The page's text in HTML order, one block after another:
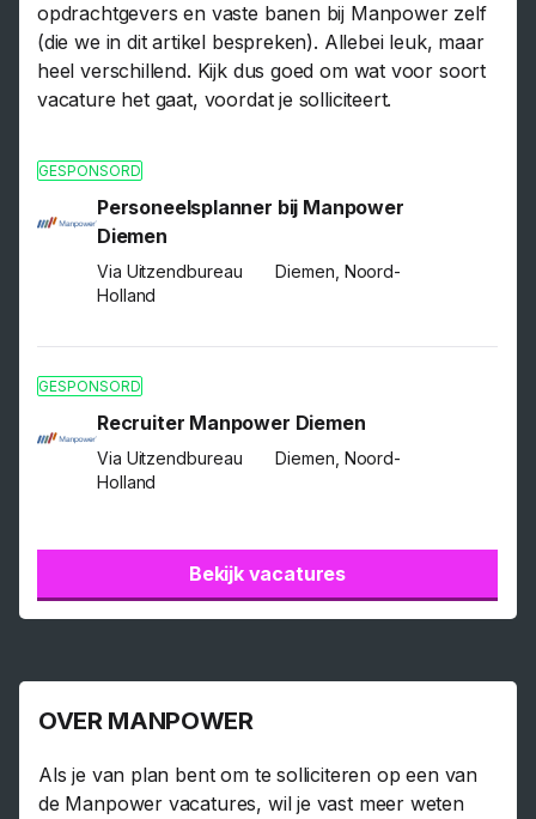
opdrachtgevers en vaste banen bij Manpower zelf
(die we in dit artikel bespreken). Allebei leuk, maar
heel verschillend. Kijk dus goed om wat voor soort
vacature het gaat, voordat je solliciteert.
GESPONSORD
Personeelsplanner bij Manpower
Diemen
Via Uitzendbureau
Diemen, Noord-
Holland
GESPONSORD
Recruiter Manpower Diemen
Via Uitzendbureau
Diemen, Noord-
Holland
Bekijk vacatures
OVER MANPOWER
Als je van plan bent om te solliciteren op een van
de Manpower vacatures, wil je vast meer weten